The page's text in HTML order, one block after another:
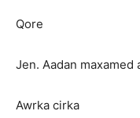
Qore
Jen. Aadan maxamed
Awrka cirka